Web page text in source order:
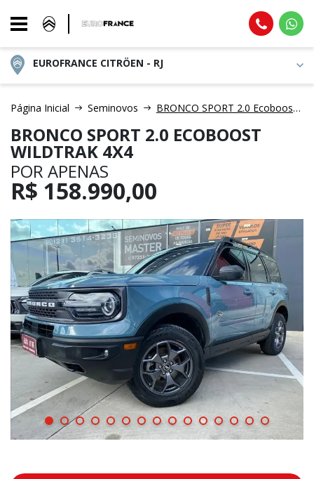
EUROFRANCE CITRÖEN - RJ
Página Inicial Seminovos BRONCO SPORT 2.0 Ecoboost Wildtrak 4X4
BRONCO SPORT 2.0 ECOBOOST
WILDTRAK 4X4
POR APENAS
R$ 158.990,00